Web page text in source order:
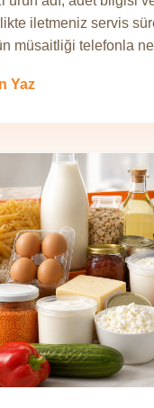
iletmeniz servis
müsaitliği telefonla
Yaz